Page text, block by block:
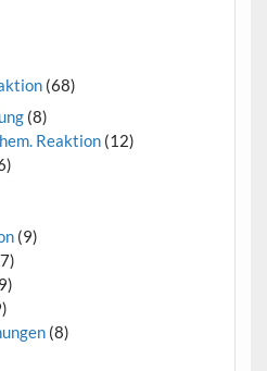
(68)
(8)
Reaktion (12)
(9)
(8)